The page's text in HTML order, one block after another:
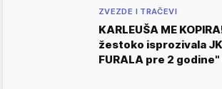
ZVEZDE I TRAČEVI
KARLEUŠA ME
žestoko isprozivala
FURALA pre 2 godine"